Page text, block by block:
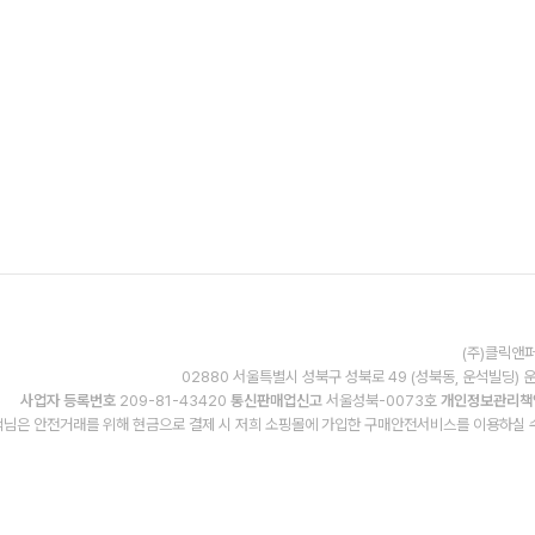
(주)클릭앤
02880 서울특별시 성북구 성북로 49 (성북동, 운석빌딩)
사업자 등록번호 209-81-43420 통신판매업신고 서울성북-0073호 개인정보관리
님은 안전거래를 위해 현금으로 결제 시 저희 소핑몰에 가입한 구매안전서비스를 이용하실